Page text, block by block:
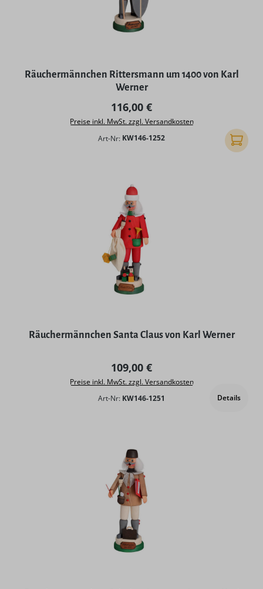
Räuchermännchen Rittersmann um 1400 von Karl
Werner
Regulärer Preis:
116,00 €
Preise inkl. MwSt. zzgl. Versandkosten
Art-Nr: KW146-1252 In den
Räuchermännchen Santa Claus von Karl Werner
Regulärer Preis:
109,00 €
Preise inkl. MwSt. zzgl. Versandkosten
Art-Nr: KW146-1251 Details